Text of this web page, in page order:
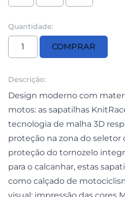
Quantidade:
Quantidade
KNITRACE
COMPRAR
Descrição:
Design moderno com
motos: as sapatilhas
tecnologia de malha 3D
proteção na zona do seletor
proteção do tornozelo
para o calcanhar, estas
como calçado de
visual: impressão das cores